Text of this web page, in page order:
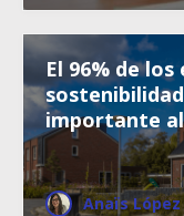
El 96% de
importante
Anaïs López